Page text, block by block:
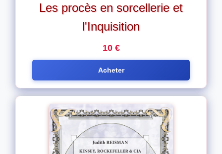
Les procès en sorcellerie et
l'Inquisition
10 €
Acheter